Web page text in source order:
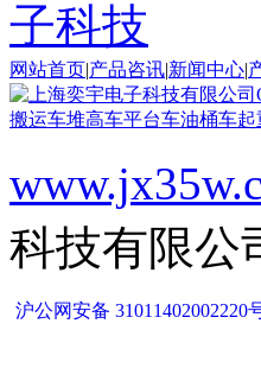
网站首页|产品咨讯|新闻中心|
搬运车堆高车平台车油桶车起
科技有限公
沪公网安备 31011402002220